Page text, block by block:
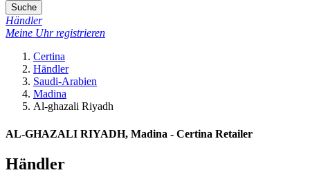
Suche
Händler
Meine Uhr registrieren
Certina
Händler
Saudi-Arabien
Madina
Al-ghazali Riyadh
AL-GHAZALI RIYADH, Madina - Certina Retailer
Händler